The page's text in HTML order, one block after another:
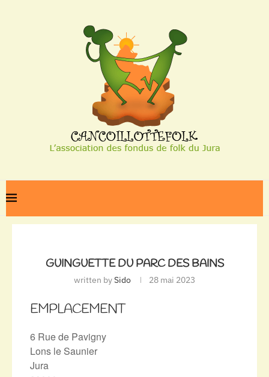
GUINGUETTE DU PARC DES BAINS
written bySido 28 mai 2023
EMPLACEMENT
6 Rue de Pavigny
Lons le Saunier
Jura